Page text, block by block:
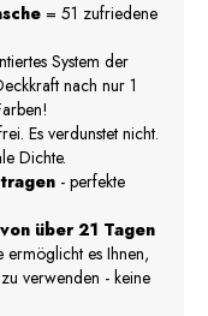
= 51 zufriedene
System der
nach nur 1
Es verdunstet nicht.
Dichte.
- perfekte
über 21 Tagen
es Ihnen,
verwenden - keine